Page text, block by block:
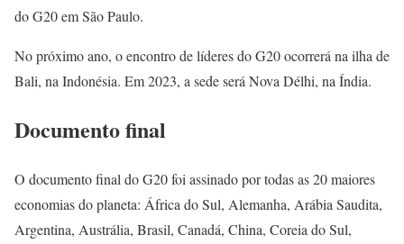
do G20 em São Paulo.
No próximo ano, o encontro de líderes do G20 ocorrerá na ilha de
Bali, na Indonésia. Em 2023, a sede será Nova Délhi, na Índia.
Documento final
O documento final do G20 foi assinado por todas as 20 maiores
economias do planeta: África do Sul, Alemanha, Arábia Saudita,
Argentina, Austrália, Brasil, Canadá, China, Coreia do Sul,